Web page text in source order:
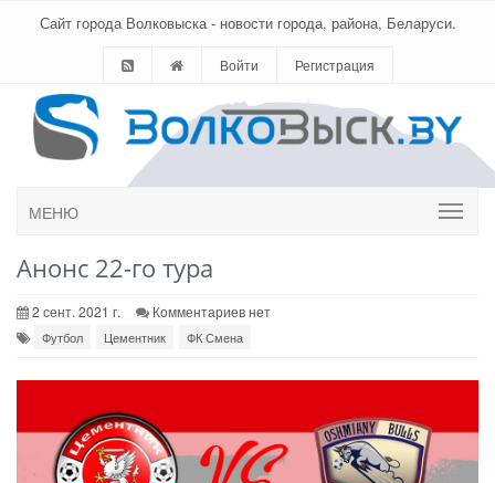
Сайт города Волковыска - новости города, района, Беларуси.
Войти Регистрация
МЕНЮ
Анонс 22-го тура
2 сент. 2021 г. Комментариев нет
Футбол Цементник ФК Смена